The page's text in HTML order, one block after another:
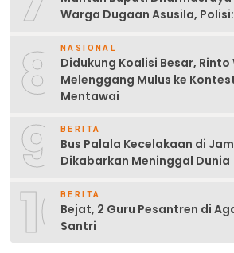
Warga Dugaan Asusila, Polisi:
8 NASIONAL
Didukung Koalisi Besar,
Melenggang Mulus ke
Mentawai
9 BERITA
Bus Palala Kecelakaan di
Dikabarkan Meninggal Dunia
10BERITA
Bejat, 2 Guru Pesantren di
Santri